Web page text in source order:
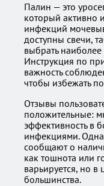
Палин — это
который активно
инфекций
доступны свечи,
выбрать
Инструкция по
важность
чтобы избежать
Отзывы
положительные:
эффективность в
инфекциями.
сообщают о
как тошнота или
варьируется, но в
большинства.